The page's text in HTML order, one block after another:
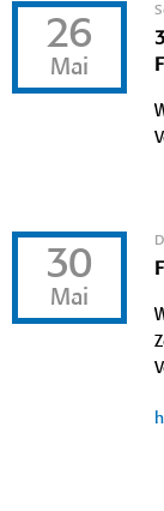
26
Mai
30
Mai